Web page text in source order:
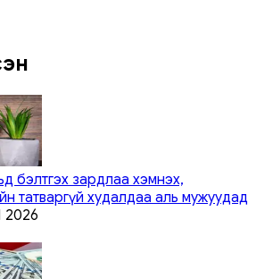
бэлтгэх зардлаа хэмнэх,
татваргүй худалдаа аль мужуудад
2026